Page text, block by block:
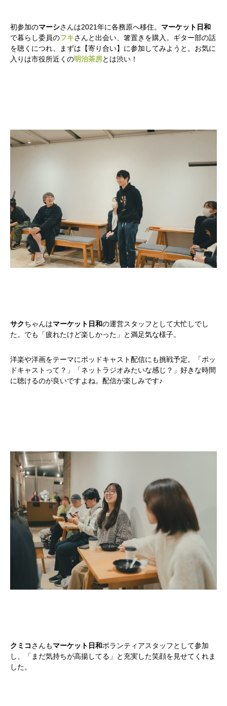
初参加のマーシさんは2021年に各務原へ移住。 マーケット日和
で暮らし委員のフキさんと出会い、箸置きを購入。ギター部の話
を聴くにつれ、まずは【寄り合い】に参加してみようと。お気に
入りは市役所近くの明治茶房とは渋い！
サクちゃんはマーケット日和の運営スタッフとして大忙しでし
た。でも「疲れたけど楽しかった」と満足気な様子。
洋楽や洋画をテーマにポッドキャスト配信にも挑戦予定。「ポッ
ドキャストって？」「ネットラジオみたいな感じ？」好きな時間
に聴けるのが良いですよね。配信が楽しみです♪
クミコさんもマーケット日和ボランティアスタッフとして参加
し、「まだ気持ちが高揚してる」と充実した笑顔を見せてくれま
した。